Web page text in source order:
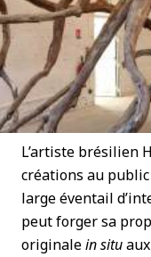
L’artiste brésilien
créations au
large éventail
peut forger sa
originalein situ